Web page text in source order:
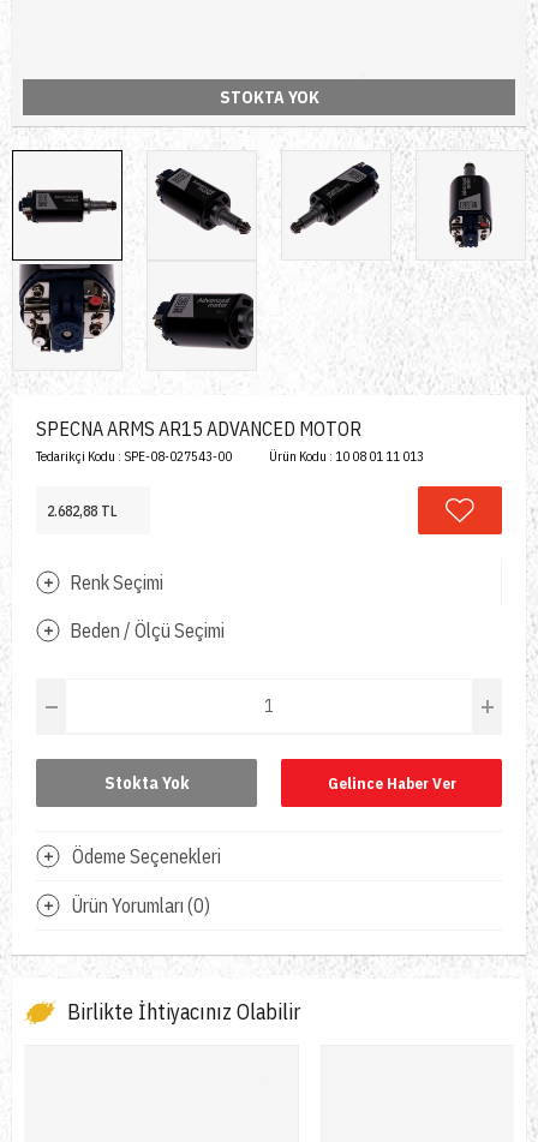
STOKTA YOK
SPECNA ARMS AR15 ADVANCED MOTOR
Tedarikçi Kodu : SPE-08-027543-00 Ürün Kodu : 10 08 01 11 013
2.682,88 TL
Renk Seçimi
Beden / Ölçü Seçimi
Stokta Yok Gelince Haber Ver
Ödeme Seçenekleri
Ürün Yorumları (0)
Birlikte İhtiyacınız Olabilir